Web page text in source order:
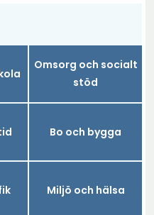
Omsorg och socialt
stöd
Bo och bygga
Miljö och hälsa